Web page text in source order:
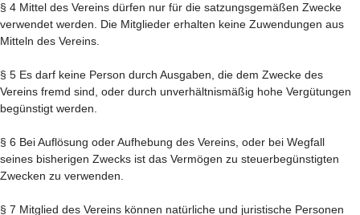
§ 4 Mittel des Vereins dürfen nur für die satzungsgemäßen Zwecke
verwendet werden. Die Mitglieder erhalten keine Zuwendungen aus
Mitteln des Vereins.
§ 5 Es darf keine Person durch Ausgaben, die dem Zwecke des
Vereins fremd sind, oder durch unverhältnismäßig hohe Vergütungen
begünstigt werden.
§ 6 Bei Auflösung oder Aufhebung des Vereins, oder bei Wegfall
seines bisherigen Zwecks ist das Vermögen zu steuerbegünstigten
Zwecken zu verwenden.
§ 7 Mitglied des Vereins können natürliche und juristische Personen